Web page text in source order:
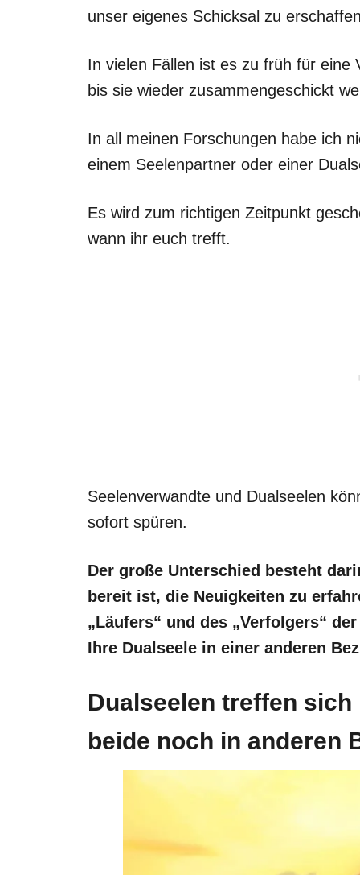
unser eigenes Schicksal zu
In vielen Fällen ist es zu früh für eine
bis sie wieder zusammengeschickt
In all meinen Forschungen habe ich
einem Seelenpartner oder einer
Es wird zum richtigen Zeitpunkt
wann ihr euch trefft.
Seelenverwandte und Dualseelen
sofort spüren.
Der große Unterschied besteht
bereit ist, die Neuigkeiten zu
„Läufers“ und des „Verfolgers“
Ihre Dualseele in einer anderen
Dualseelen treffen
beide noch in anderen